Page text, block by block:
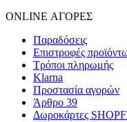
ONLINE ΑΓΟΡΕΣ
Παραδόσεις
Επιστροφές
Τρόποι πληρωμής
Klarna
Προστασία αγορών
Άρθρο 39
Δωροκάρτες